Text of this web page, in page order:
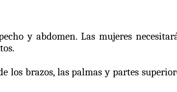
y abdomen. Las mujeres
los brazos, las palmas y partes